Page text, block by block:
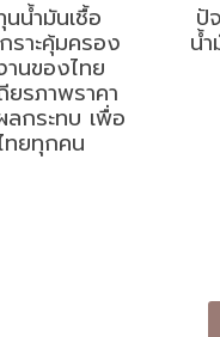
น้ำมันเชื้อ
ราะคุ้มครอง
นของไทย
ยรภาพราคา
ลกระทบ เพื่อ
ทยทุกคน
ปั
น้